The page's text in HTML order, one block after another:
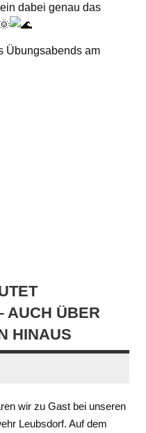
dabei genau das
Übungsabends am
AUCH ÜBER
HINAUS
wir zu Gast bei unseren
Leubsdorf. Auf dem